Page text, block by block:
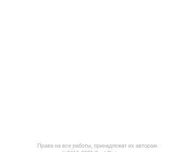
Права на все работы, принадлежат их авторам.